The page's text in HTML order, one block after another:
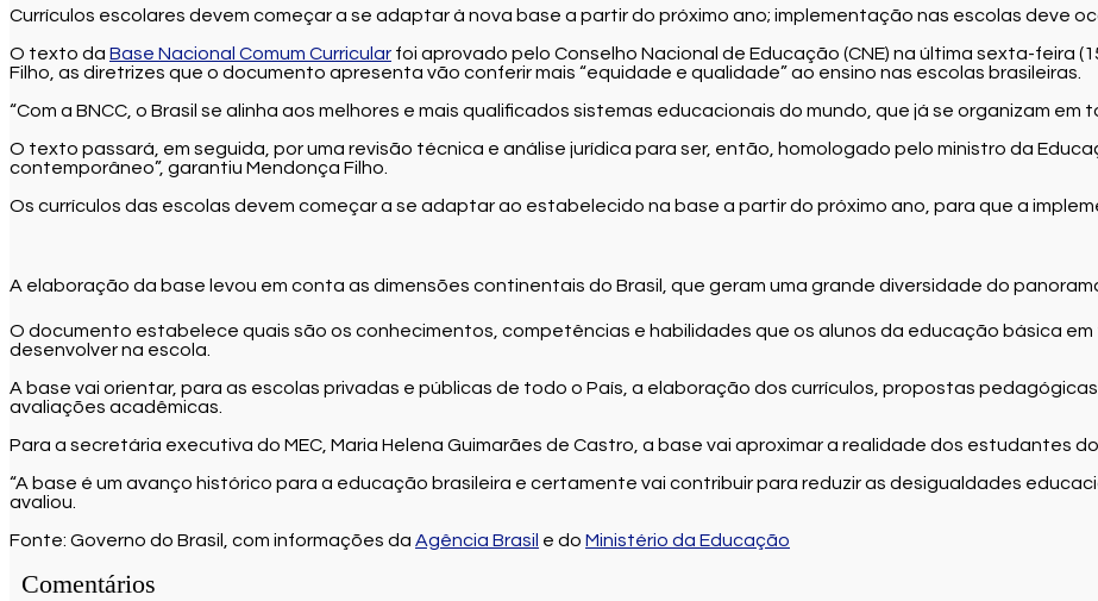
Currículos escolares devem começar a se adaptar à nova base a partir do próximo ano; implementação nas escolas deve
O texto da Base Nacional Comum Curricular foi aprovado pelo Conselho Nacional de Educação (CNE) na última sexta-feira
Filho, as diretrizes que o documento apresenta vão conferir mais “equidade e qualidade” ao ensino nas escolas brasileiras.
“Com a BNCC, o Brasil se alinha aos melhores e mais qualificados sistemas educacionais do mundo, que já se organizam em
O texto passará, em seguida, por uma revisão técnica e análise jurídica para ser, então, homologado pelo ministro da
contemporâneo”, garantiu Mendonça Filho.
Os currículos das escolas devem começar a se adaptar ao estabelecido na base a partir do próximo ano, para que a
A elaboração da base levou em conta as dimensões continentais do Brasil, que geram uma grande diversidade do
O documento estabelece quais são os conhecimentos, competências e habilidades que os alunos da educação básica
desenvolver na escola.
A base vai orientar, para as escolas privadas e públicas de todo o País, a elaboração dos currículos, propostas
avaliações acadêmicas.
Para a secretária executiva do MEC, Maria Helena Guimarães de Castro, a base vai aproximar a realidade dos estudantes
“A base é um avanço histórico para a educação brasileira e certamente vai contribuir para reduzir as desigualdades
avaliou.
Fonte: Governo do Brasil, com informações da Agência Brasil e do Ministério da Educação
Comentários